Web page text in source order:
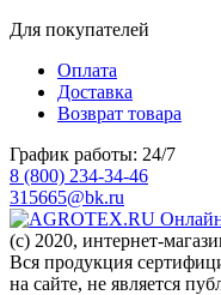
Для покупателей
Оплата
Доставка
Возврат товара
График работы: 24/7
8 (800) 234-34-46
315665@bk.ru
(c) 2020, интернет-
Вся продукция
на сайте, не является